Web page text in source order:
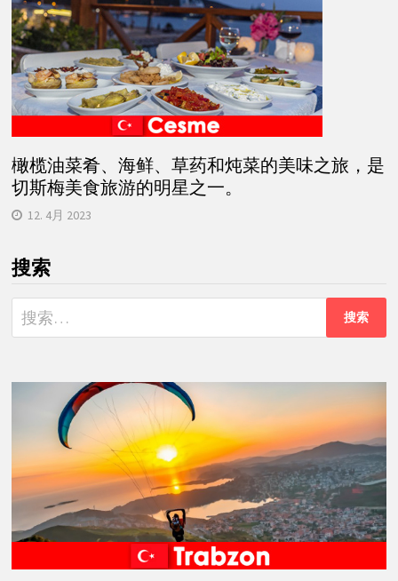
橄榄油菜肴、海鲜、草药和炖菜的美味之旅，是
切斯梅美食旅游的明星之一。
12. 4月 2023
搜索
搜
索：